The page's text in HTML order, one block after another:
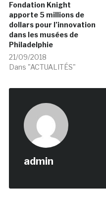
Fondation Knight
apporte 5 millions de
dollars pour l’innovation
dans les musées de
Philadelphie
21/09/2018
Dans "ACTUALITÉS"
admin